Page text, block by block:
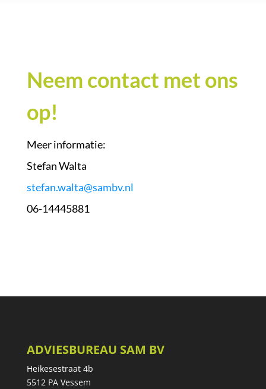
Neem contact met ons
op!
Meer informatie:
Stefan Walta
stefan.walta@sambv.nl
06-14445881
ADVIESBUREAU SAM BV
Heikesestraat 4b
5512 PA Vessem